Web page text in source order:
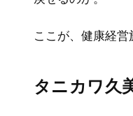
ここが、健康経
タニカワ久